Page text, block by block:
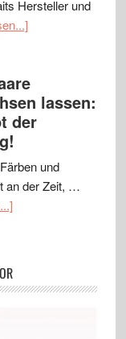
Hersteller und
lassen:
der
und
an der Zeit, …